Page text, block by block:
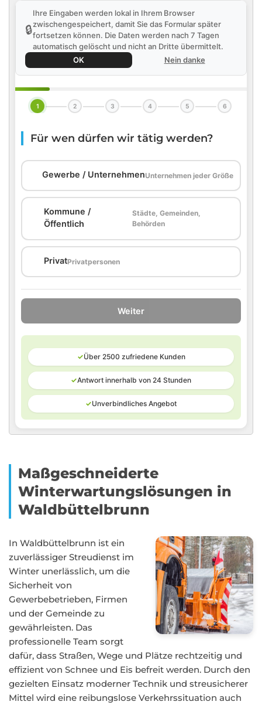
🔒
Ihre Eingaben werden lokal in Ihrem Browser
zwischengespeichert, damit Sie das Formular später
fortsetzen können. Die Daten werden nach 7 Tagen
automatisch gelöscht und nicht an Dritte übermittelt.
OK
Nein danke
1 2 3 4 5 6
Für wen dürfen wir tätig werden?
Gewerbe / UnternehmenUnternehmen jeder Größe
Kommune /
Öffentlich
Städte, Gemeinden,
Behörden
PrivatPrivatpersonen
Weiter
✓Über 2500 zufriedene Kunden
✓Antwort innerhalb von 24 Stunden
✓Unverbindliches Angebot
Maßgeschneiderte
Winterwartungslösungen in
Waldbüttelbrunn
In Waldbüttelbrunn ist ein
zuverlässiger Streudienst im
Winter unerlässlich, um die
Sicherheit von
Gewerbebetrieben, Firmen
und der Gemeinde zu
gewährleisten. Das
professionelle Team sorgt
dafür, dass Straßen, Wege und Plätze rechtzeitig und
effizient von Schnee und Eis befreit werden. Durch den
gezielten Einsatz moderner Technik und streusicherer
Mittel wird eine reibungslose Verkehrssituation auch